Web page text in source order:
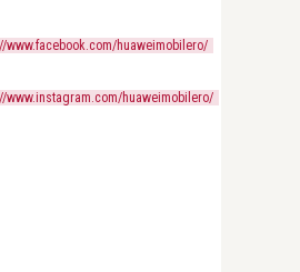
www.facebook.com/huaweimobilero/
www.instagram.com/huaweimobilero/